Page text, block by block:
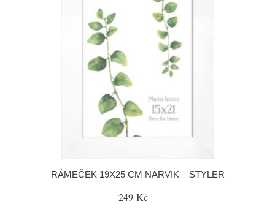
RÁMEČEK 19X25 CM NARVIK – STYLER
249 Kč